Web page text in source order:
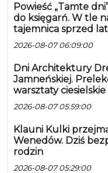
Powieść „Tamte
do księgarń. W tle
tajemnica sprzed lat
2026-08-07 06:09:00
Dni Architektury
Jamneńskiej.
warsztaty ciesielskie
2026-08-07 05:59:00
Klauni Kulki
Wenedów. Dziś
rodzin
2026-08-07 05:29:00